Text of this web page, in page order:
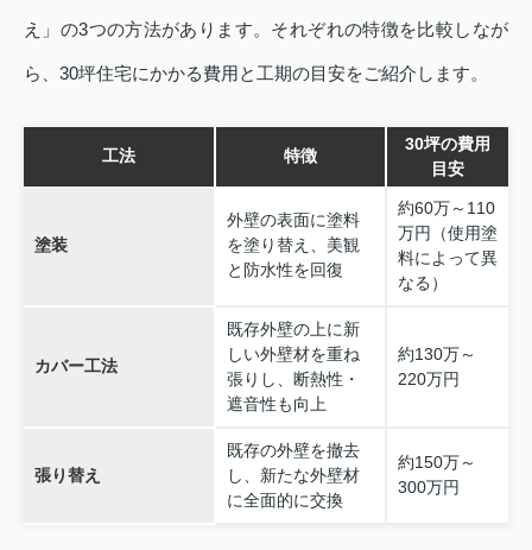
え」の3つの方法があります。それぞれの特徴を比較しなが
ら、30坪住宅にかかる費用と工期の目安をご紹介します。
工法 特徴
30坪の費用
目安
塗装
外壁の表面に塗料
を塗り替え、美観
と防水性を回復
約60万～110
万円（使用塗
料によって異
なる）
カバー工法
既存外壁の上に新
しい外壁材を重ね
張りし、断熱性・
遮音性も向上
約130万～
220万円
張り替え
既存の外壁を撤去
し、新たな外壁材
に全面的に交換
約150万～
300万円